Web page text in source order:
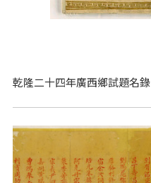
乾隆二十四年廣西鄉試題名錄